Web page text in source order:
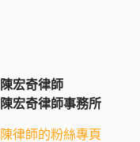
陳宏奇律師
陳宏奇律師事務所
陳律師的粉絲專頁